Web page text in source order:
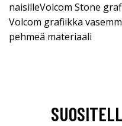
naisilleVolcom Stone
Volcom grafiikka
pehmeä materiaali